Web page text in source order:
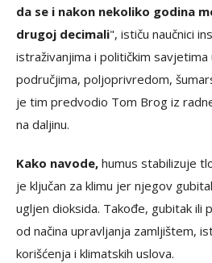
da se i nakon nekoliko godina
drugoj decimali", ističu naučnici
istraživanjima i političkim savjetima
područjima, poljoprivredom,
je tim predvodio Tom Brog iz
na daljinu.
Kako navode, humus stabilizuje
je ključan za klimu jer njegov
ugljen dioksida. Takođe, gubitak ili
od načina upravljanja zamljištem,
korišćenja i klimatskih uslova.